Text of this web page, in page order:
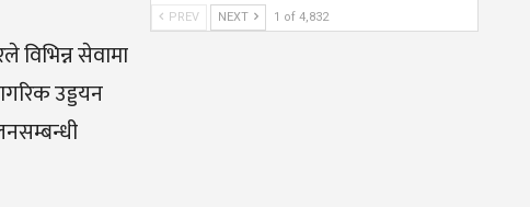
विभिन्न सेवामा
उड्डयन
PREV NEXT 1 of 4,832